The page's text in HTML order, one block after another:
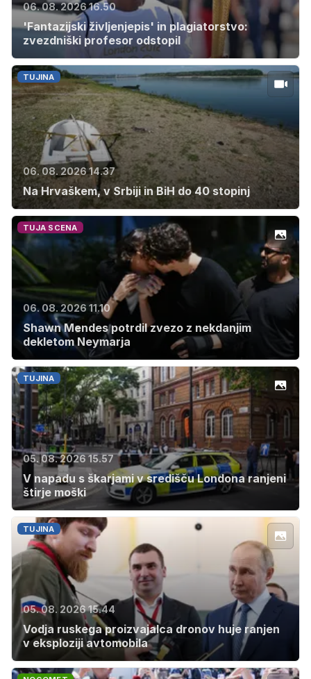
06. 08. 2026 16.50
'Fantazijski življenjepis' in plagiatorstvo:
zvezdniški profesor odstopil
TUJINA
06. 08. 2026 14.37
Na Hrvaškem, v Srbiji in BiH do 40 stopinj
TUJA SCENA
06. 08. 2026 11.10
Shawn Mendes potrdil zvezo z nekdanjim
dekletom Neymarja
TUJINA
05. 08. 2026 15.57
V napadu s škarjami v središču Londona ranjeni
štirje moški
TUJINA
05. 08. 2026 15.44
Vodja ruskega proizvajalca dronov huje ranjen
v eksploziji avtomobila